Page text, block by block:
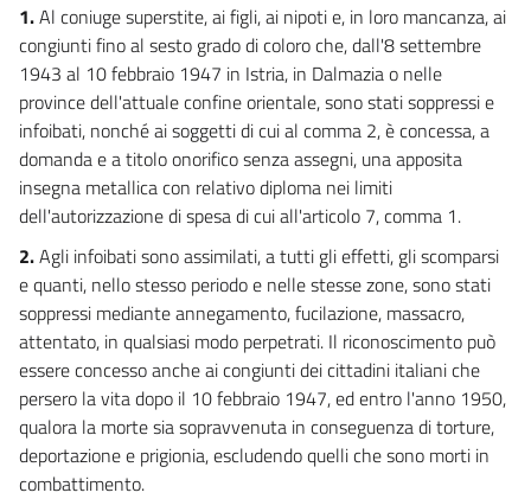
1.Al coniuge superstite, ai figli, ai nipoti e, in loro mancanza, ai
congiunti fino al sesto grado di coloro che, dall'8 settembre
1943 al 10 febbraio 1947 in Istria, in Dalmazia o nelle
province dell'attuale confine orientale, sono stati soppressi e
infoibati, nonché ai soggetti di cui al comma 2, è concessa, a
domanda e a titolo onorifico senza assegni, una apposita
insegna metallica con relativo diploma nei limiti
dell'autorizzazione di spesa di cui all'articolo 7, comma 1.
2.Agli infoibati sono assimilati, a tutti gli effetti, gli scomparsi
e quanti, nello stesso periodo e nelle stesse zone, sono stati
soppressi mediante annegamento, fucilazione, massacro,
attentato, in qualsiasi modo perpetrati. Il riconoscimento può
essere concesso anche ai congiunti dei cittadini italiani che
persero la vita dopo il 10 febbraio 1947, ed entro l'anno 1950,
qualora la morte sia sopravvenuta in conseguenza di torture,
deportazione e prigionia, escludendo quelli che sono morti in
combattimento.